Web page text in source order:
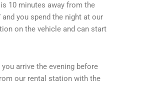
10 minutes away from the
you spend the night at our
on the vehicle and can start
arrive the evening before
our rental station with the